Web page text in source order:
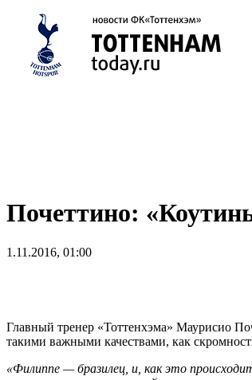
Почеттино:
1.11.2016, 01:00
Главный тренер «Тоттенхэма» Маурисио
такими важными качествами, как
«Филиппе — бразилец, и, как это